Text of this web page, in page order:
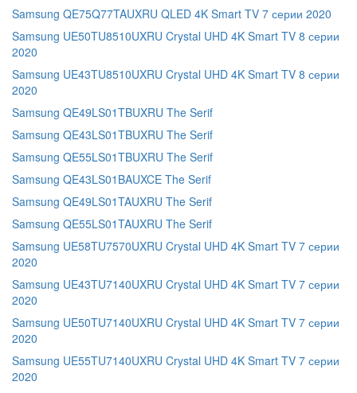
Samsung QE75Q77TAUXRU QLED 4K Smart TV 7 серии 2020
Samsung UE50TU8510UXRU Crystal UHD 4K Smart TV 8 серии
2020
Samsung UE43TU8510UXRU Crystal UHD 4K Smart TV 8 серии
2020
Samsung QE49LS01TBUXRU The Serif
Samsung QE43LS01TBUXRU The Serif
Samsung QE55LS01TBUXRU The Serif
Samsung QE43LS01BAUXCE The Serif
Samsung QE49LS01TAUXRU The Serif
Samsung QE55LS01TAUXRU The Serif
Samsung UE58TU7570UXRU Crystal UHD 4K Smart TV 7 серии
2020
Samsung UE43TU7140UXRU Crystal UHD 4K Smart TV 7 серии
2020
Samsung UE50TU7140UXRU Crystal UHD 4K Smart TV 7 серии
2020
Samsung UE55TU7140UXRU Crystal UHD 4K Smart TV 7 серии
2020